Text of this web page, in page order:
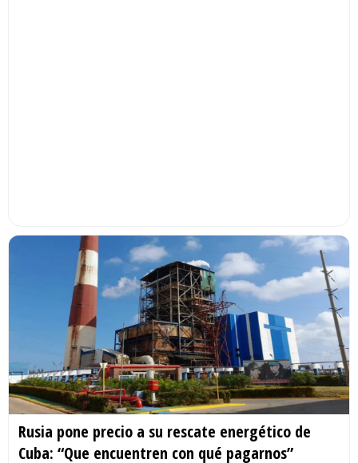
Rusia pone precio a su rescate energético de
Cuba: “Que encuentren con qué pagarnos”